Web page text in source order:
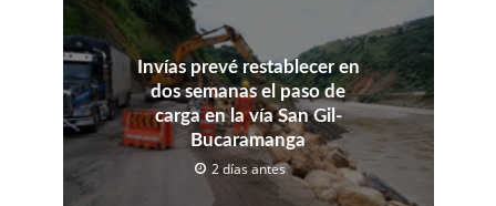
Invías prevé restablecer en
dos semanas el paso de
carga en la vía San Gil-
Bucaramanga
2 días antes